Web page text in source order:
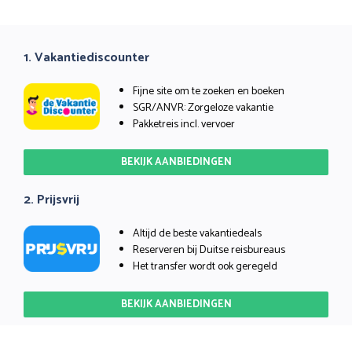
1. Vakantiediscounter
Fijne site om te zoeken en boeken
SGR/ANVR: Zorgeloze vakantie
Pakketreis incl. vervoer
BEKIJK AANBIEDINGEN
2. Prijsvrij
Altijd de beste vakantiedeals
Reserveren bij Duitse reisbureaus
Het transfer wordt ook geregeld
BEKIJK AANBIEDINGEN